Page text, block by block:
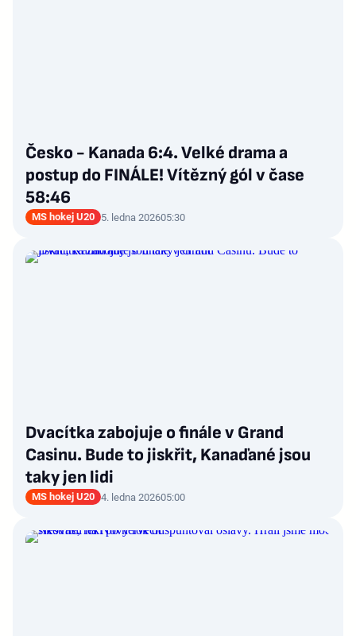
Česko - Kanada 6:4. Velké drama a
postup do FINÁLE! Vítězný gól v čase
58:46
MS hokej U20 5. ledna 202605:30
Dvacítka zabojuje o finále v Grand
Casinu. Bude to jiskřit, Kanaďané jsou
taky jen lidi
MS hokej U20 4. ledna 202605:00